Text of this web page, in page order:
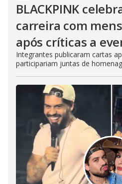
BLACKPINK
carreira com
após críticas a
Integrantes publicaram cartas
participariam juntas de